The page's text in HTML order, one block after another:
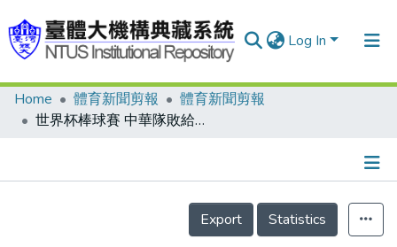
Log In
Communities & Collections
Home 體育新聞剪報
體育新聞剪報
世界杯棒球賽 中華隊敗給老天 因雨裁定輸加拿大 分組第4晉8 第3局先馳得點後段失守 郭岱詠第2轟謙稱好運/休3天又登板 黃志龍撐不住 前場投10局還沒恢復 失投被抓到連挨長打/調整姿勢 吳宗峻火力復活 感覺不錯敲進2打點/台灣妹呼朋引伴加油/飛撲接殺 郭銘仁技驚全場 精彩雙殺跑者傻眼 打進8強實現心願/世界杯棒球賽16強分組戰績表
Details
Export
Statistics